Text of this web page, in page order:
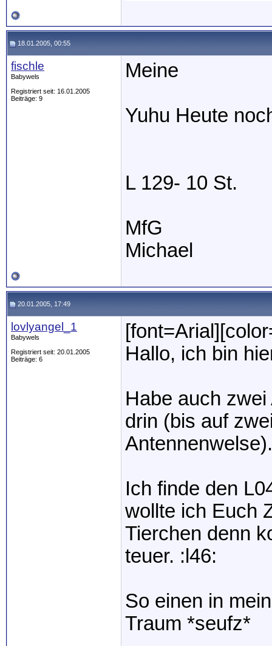
18.01.2005, 00:55
fischle
Babywels
Registriert seit: 16.01.2005
Beiträge: 9
Meine
Yuhu Heute
L 129- 10 St.
MfG
Michael
20.01.2005, 17:49
lovlyangel_1
Babywels
Registriert seit: 20.01.2005
Beiträge: 6
Hallo, ich bin
Habe auch
drin (bis auf
Antennenwelse).
Ich finde den
wollte ich Euch
Tierchen denn
teuer. :l46:
So einen in
Traum *seufz*